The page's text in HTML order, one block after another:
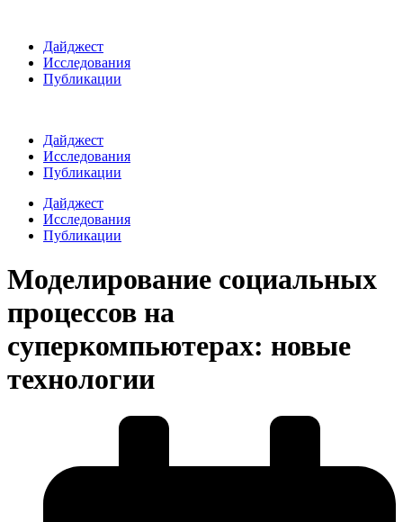
Дайджест
Исследования
Публикации
Дайджест
Исследования
Публикации
Дайджест
Исследования
Публикации
Моделирование социальных
процессов на
суперкомпьютерах: новые
технологии